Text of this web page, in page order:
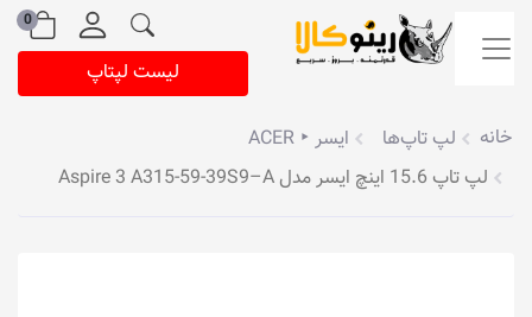
0
لیست لپتاپ
خانه لپ تاپ‌ها
ایسر ‣ ACER
لپ تاپ 15.6 اینچ ایسر مدل Aspire 3 A315-59-39S9–A